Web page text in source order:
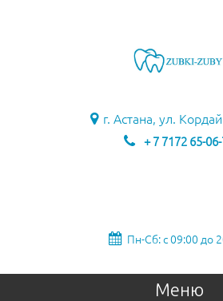
г. Астана, ул.
+ 7 7172 65-
Пн-Сб: с 09:00 до
Меню